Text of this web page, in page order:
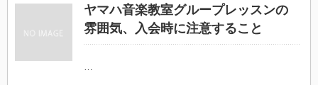
ヤマハ音楽教室グループレッスンの
雰囲気、入会時に注意すること
…